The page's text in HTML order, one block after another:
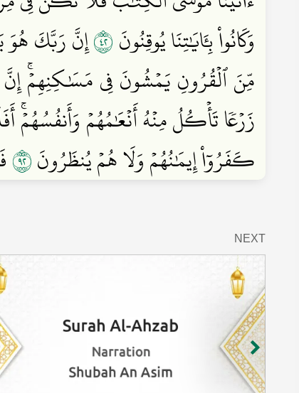
وَكَانُواْ بِـَٔايَٰتِنَا يُوقِنُونَ٢٤إِنَّ رَبَّكَ هُوَ
مِّنَ ٱلۡقُرُونِ يَمۡشُونَ فِي مَسَٰكِنِهِمۡۚ
زَرۡعٗا تَأۡكُلُ مِنۡهُ أَنۡعَٰمُهُمۡ وَأَنفُسُهُمۡۚ
كَفَرُوٓاْ إِيمَٰنُهُمۡ وَلَا هُمۡ يُنظَرُونَ٢٩
NEXT